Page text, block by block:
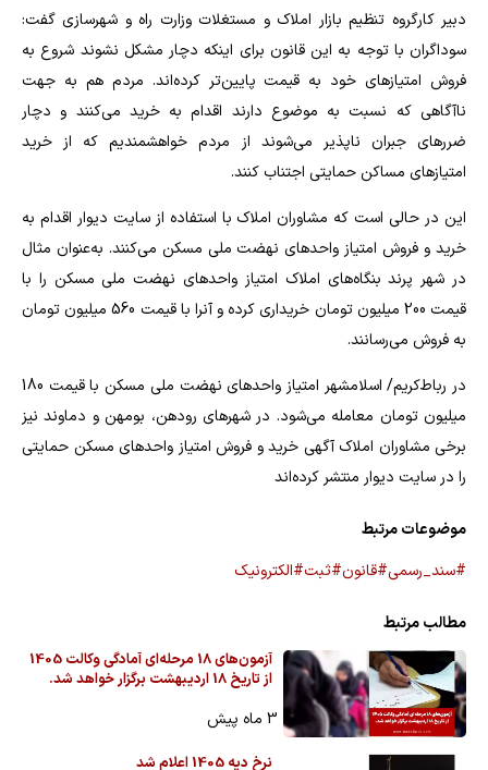
دبیر کارگروه تنظیم بازار املاک و مستغلات وزارت راه و شهرسازی گفت:
سوداگران با توجه به این قانون برای اینکه دچار مشکل نشوند شروع به
فروش امتیازهای خود به قیمت پایین‌تر کرده‌اند. مردم هم به جهت
ناآگاهی که نسبت به موضوع دارند اقدام به خرید می‌کنند و دچار
ضررهای جبران ناپذیر می‌شوند از مردم خواهشمندیم که از خرید
امتیازهای مساکن حمایتی اجتناب کنند.
این در حالی است که مشاوران املاک با استفاده از سایت دیوار اقدام به
خرید و فروش امتیاز واحدهای نهضت ملی مسکن می‌کنند. به‌عنوان مثال
در شهر پرند بنگاه‌های املاک امتیاز واحدهای نهضت ملی مسکن را با
قیمت 200 میلیون تومان خریداری کرده و آنرا با قیمت 560 میلیون تومان
به فروش می‌رسانند.
در رباط‌کریم/ اسلامشهر امتیاز واحدهای نهضت ملی مسکن با قیمت 180
میلیون تومان معامله می‌شود. در شهرهای رودهن، بومهن و دماوند نیز
برخی مشاوران املاک آگهی خرید و فروش امتیاز واحدهای مسکن حمایتی
را در سایت دیوار منتشر کرده‌اند
موضوعات مرتبط
#سند_رسمی#قانون#ثبت#الکترونیک
مطالب مرتبط
آزمون‌های 18 مرحله‌ای آمادگی وکالت 1405
از تاریخ 18 اردیبهشت برگزار خواهد شد.
3 ماه پیش
نرخ دیه 1405 اعلام شد